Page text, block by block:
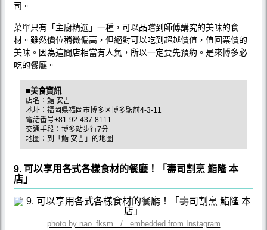
司。
菜單只有「主廚精選」一種，可以品嚐到師傅講究的美味的食
材。雖然價位稍微偏高，但絕對可以吃到超越價值，值回票價的
美味。因為這間店相當有人氣，所以一定要先預約。是來博多必
吃的餐廳。
■美食資訊
店名：鮨 安吉
地址：福岡県福岡市博多区博多駅前4-3-11
電話番号+81-92-437-8111
交通手段：博多站步行7分
地圖： 到「鮨 安吉」的地圖
9. 可以享用各式各樣食材的餐廳！「壽司割烹 鮨隆 本
店」
photo by nao_fksm / embedded from Instagram